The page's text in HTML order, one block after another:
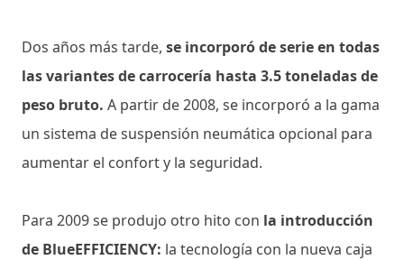
Dos años más tarde, se incorporó de serie en todas
las variantes de carrocería hasta 3.5 toneladas de
peso bruto. A partir de 2008, se incorporó a la gama
un sistema de suspensión neumática opcional para
aumentar el confort y la seguridad.
Para 2009 se produjo otro hito con la introducción
de BlueEFFICIENCY: la tecnología con la nueva caja